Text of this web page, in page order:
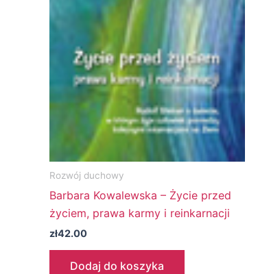
Rozwój duchowy
Barbara Kowalewska – Życie przed
życiem, prawa karmy i reinkarnacji
zł42.00
Dodaj do koszyka